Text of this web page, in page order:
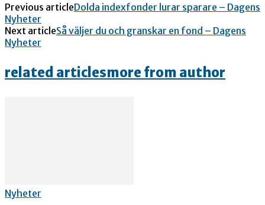
Previous articleDolda indexfonder lurar sparare – Dagens
Nyheter
Next articleSå väljer du och granskar en fond – Dagens
Nyheter
related articlesmore from author
Nyheter